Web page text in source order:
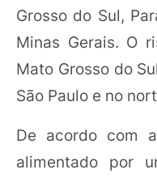
Grosso do Sul,
Minas Gerais. O
Mato Grosso do
São Paulo e no
De acordo com
alimentado por